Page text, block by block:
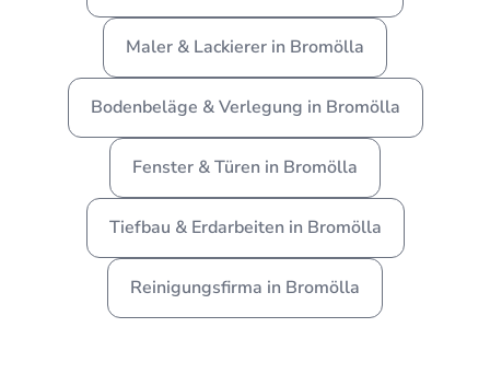
Maler & Lackierer in Bromölla
Bodenbeläge & Verlegung in Bromölla
Fenster & Türen in Bromölla
Tiefbau & Erdarbeiten in Bromölla
Reinigungsfirma in Bromölla